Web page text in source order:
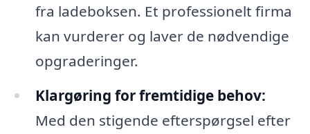
fra ladeboksen. Et professionelt firma
kan vurderer og laver de nødvendige
opgraderinger.
Klargøring for fremtidige behov:
Med den stigende efterspørgsel efter